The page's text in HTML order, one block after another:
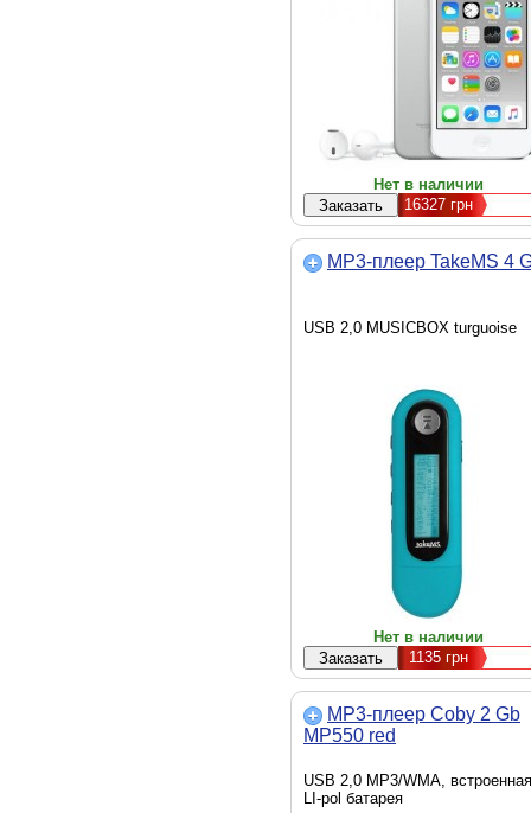
Нет в наличии
16327грн
MP3-плеер TakeMS 4
USB 2,0 MUSICBOX turguoise
Нет в наличии
1135грн
MP3-плеер Coby 2 Gb
MP550 red
USB 2,0 MP3/WMA, встроенная
LI-pol батарея